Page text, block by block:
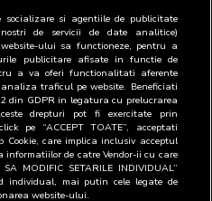
socializare si agentiile de publicitate
de servicii de date analitice)
ului sa functioneze, pentru a
publicitare afisate in functie de
a va oferi functionalitati aferente
traficul pe website. Beneficiati
din GDPR in legatura cu prelucrarea
drepturi pot fi exercitate prin
pe “ACCEPT TOATE”, acceptati
Cookie, care implica inclusiv acceptul
informatiilor de catre Vendor-ii cu care
MODIFIC SETARILE INDIVIDUAL”
individual, mai putin cele legate de
website-ului.